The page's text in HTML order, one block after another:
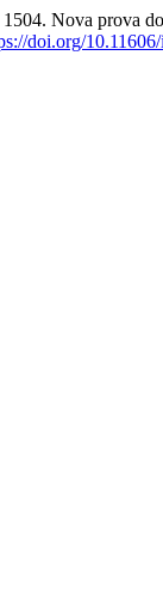
Nova prova
doi.org/